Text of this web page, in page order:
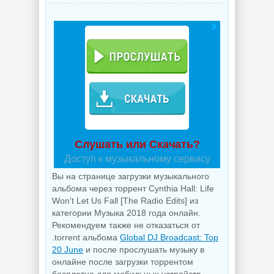
Слушать или Скачать?
Доступ к музыкальному сервису
Вы на странице загрузки музыкального
альбома через торрент Cynthia Hall: Life
Won't Let Us Fall [The Radio Edits] из
категории Музыка 2018 года онлайн.
Рекомендуем также не отказаться от
.torrent альбома Global DJ Broadcast: Top
20 June и после прослушать музыку в
онлайне после загрузки торрентом